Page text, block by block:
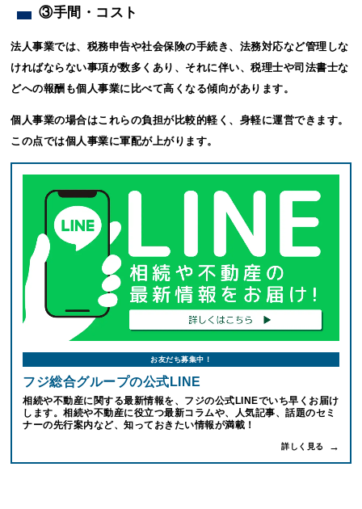
③手間・コスト
法人事業では、税務申告や社会保険の手続き、法務対応など管理しな
ければならない事項が数多くあり、それに伴い、税理士や司法書士な
どへの報酬も個人事業に比べて高くなる傾向があります。
個人事業の場合はこれらの負担が比較的軽く、身軽に運営できます。
この点では個人事業に軍配が上がります。
お友だち募集中！
フジ総合グループの公式LINE
相続や不動産に関する最新情報を、フジの公式LINEでいち早くお届け
します。相続や不動産に役立つ最新コラムや、人気記事、話題のセミ
ナーの先行案内など、知っておきたい情報が満載！
詳しく見る